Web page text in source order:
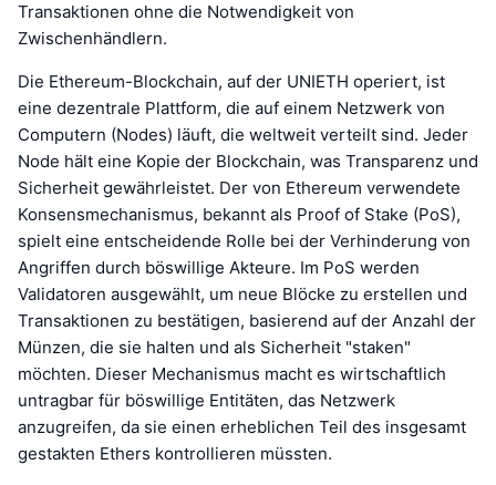
Transaktionen ohne die Notwendigkeit von
Zwischenhändlern.
Die Ethereum-Blockchain, auf der UNIETH operiert, ist
eine dezentrale Plattform, die auf einem Netzwerk von
Computern (Nodes) läuft, die weltweit verteilt sind. Jeder
Node hält eine Kopie der Blockchain, was Transparenz und
Sicherheit gewährleistet. Der von Ethereum verwendete
Konsensmechanismus, bekannt als Proof of Stake (PoS),
spielt eine entscheidende Rolle bei der Verhinderung von
Angriffen durch böswillige Akteure. Im PoS werden
Validatoren ausgewählt, um neue Blöcke zu erstellen und
Transaktionen zu bestätigen, basierend auf der Anzahl der
Münzen, die sie halten und als Sicherheit "staken"
möchten. Dieser Mechanismus macht es wirtschaftlich
untragbar für böswillige Entitäten, das Netzwerk
anzugreifen, da sie einen erheblichen Teil des insgesamt
gestakten Ethers kontrollieren müssten.